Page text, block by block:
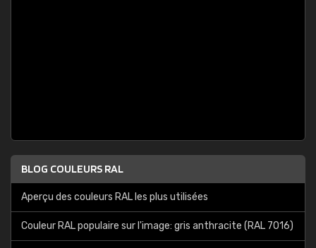
BLOG COULEURS RAL
Aperçu des couleurs RAL les plus utilisées
Couleur RAL populaire sur l'image: gris anthracite (RAL 7016)